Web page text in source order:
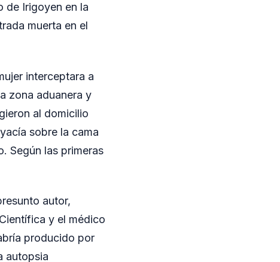
de Irigoyen en la
muerta en el
interceptara a
zona aduanera y
al domicilio
sobre la cama
Según las primeras
autor,
y el médico
producido por
autopsia